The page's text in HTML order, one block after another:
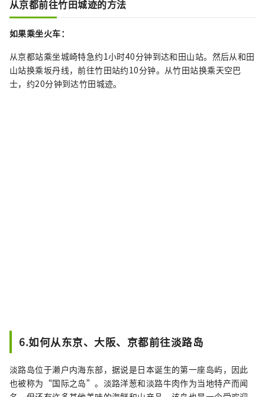
从京都前往竹田城迹的方法
如果乘坐火车：
从京都站乘坐城崎特急约1小时40分钟到达和田山站。然后从和田
山站换乘坂丹线，前往竹田站约10分钟。从竹田站换乘天空巴
士，约20分钟到达竹田城迹。
6.如何从东京、大阪、京都前往淡路岛
淡路岛位于濑户内海东部，据说是日本诞生的第一座岛屿，因此
也被称为“国际之岛”。淡路洋葱和淡路牛肉作为当地特产而闻